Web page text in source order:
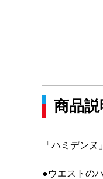
商品説
「ハミデン
●ウエストの